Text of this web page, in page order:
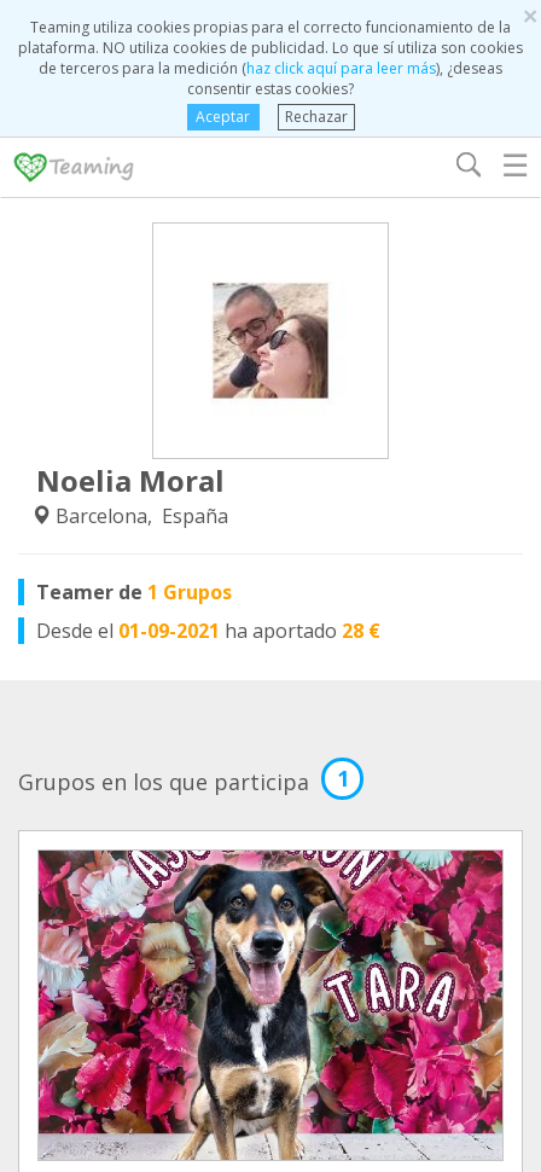
×
Teaming utiliza cookies propias para el correcto funcionamiento de la
plataforma. NO utiliza cookies de publicidad. Lo que sí utiliza son cookies
de terceros para la medición (haz click aquí para leer más), ¿deseas
consentir estas cookies?
Aceptar
Rechazar
☰
Noelia Moral
Barcelona, España
Teamer de 1 Grupos
Desde el 01-09-2021 ha aportado 28 €
Grupos en los que participa 1